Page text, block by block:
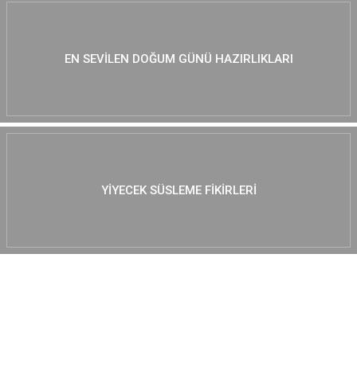
EN SEVILEN DOĞUM GÜNÜ HAZIRLIKLARI
YIYECEK SÜSLEME FIKIRLERI